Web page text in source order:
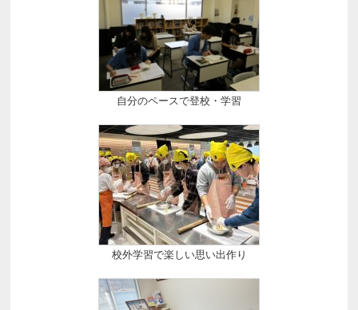
自分のペースで登校・学習
校外学習で楽しい思い出作り